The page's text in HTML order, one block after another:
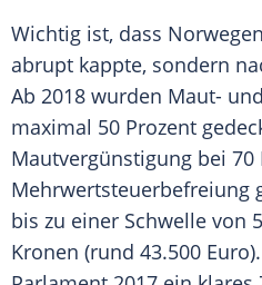
Wichtig ist, dass
abrupt kappte, sondern
Ab 2018 wurden Maut-
maximal 50 Prozent
Mautvergünstigung bei
Mehrwertsteuerbefreiung
bis zu einer Schwelle von
Kronen (rund 43.500